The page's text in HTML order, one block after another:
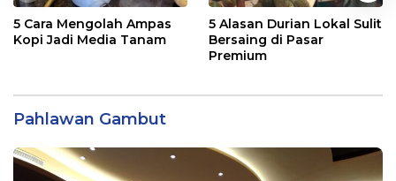
5 Cara Mengolah Ampas
Kopi Jadi Media Tanam
5 Alasan Durian Lokal Sulit
Bersaing di Pasar
Premium
Pahlawan Gambut